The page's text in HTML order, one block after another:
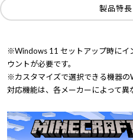
製品特
※Windows 11 セットアップ時にイ
ウントが必要です。
※カスタマイズで選択できる機器
対応機能は、各メーカーによって異